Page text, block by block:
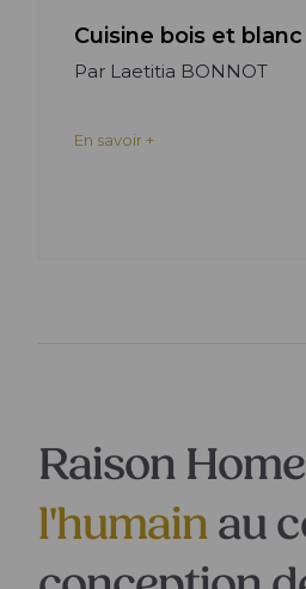
Cuisine bois et blanc
Par Laetitia BONNOT
En savoir +
Raison
l'humain au